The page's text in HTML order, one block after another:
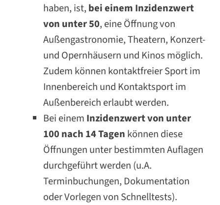
haben, ist, bei einem Inzidenzwert
von unter 50, eine Öffnung von
Außengastronomie, Theatern, Konzert-
und Opernhäusern und Kinos möglich.
Zudem können kontaktfreier Sport im
Innenbereich und Kontaktsport im
Außenbereich erlaubt werden.
Bei einem Inzidenzwert von unter
100 nach 14 Tagen können diese
Öffnungen unter bestimmten Auflagen
durchgeführt werden (u.A.
Terminbuchungen, Dokumentation
oder Vorlegen von Schnelltests).